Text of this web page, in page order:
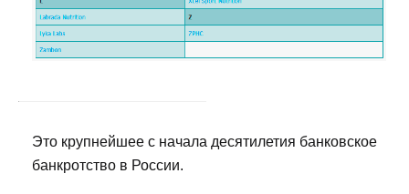
Это крупнейшее с начала десятилетия банковское
банкротство в России.